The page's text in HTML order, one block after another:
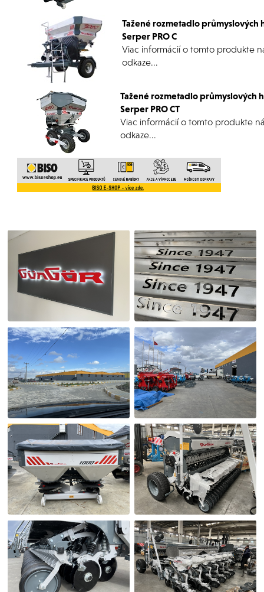
Tažené rozmetadlo průmyslových
Serper PRO C
Viac informácií o tomto produkte
odkaze...
Tažené rozmetadlo průmyslových
Serper PRO CT
Viac informácií o tomto produkte
odkaze...